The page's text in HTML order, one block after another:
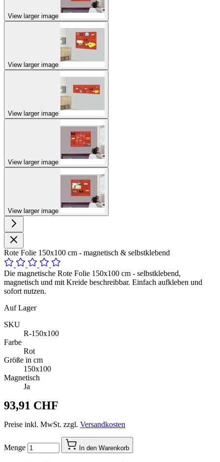
View larger image
View larger image
View larger image
View larger image
View larger image
Rote Folie 150x100 cm - magnetisch & selbstklebend
Die magnetische Rote Folie 150x100 cm - selbstklebend,
magnetisch und mit Kreide beschreibbar. Einfach aufkleben und
sofort nutzen.
Auf Lager
SKU
R-150x100
Farbe
Rot
Größe in cm
150x100
Magnetisch
Ja
93,91 CHF
Preise inkl. MwSt. zzgl. Versandkosten
Menge In den Warenkorb